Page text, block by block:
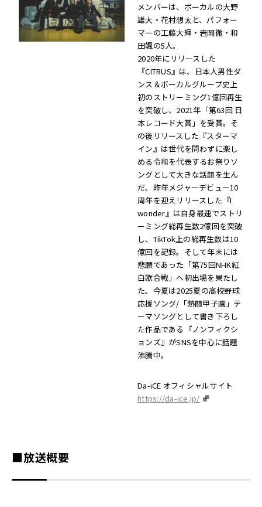
メンバーは、ボーカルの大野
雄大・花村想太と、パフォー
マーの工藤大輝・岩岡徹・和
田颯の5人。
2020年にリリースした
『CITRUS』は、日本人男性ダ
ンス＆ボーカルグループ史上
初のストリーミング1億回再生
を突破し、2021年「第63回 日
本レコード大賞」を受賞。そ
の後リリースした『スターマ
イン』は世代を問わずに楽し
める令和を代表するお祭りソ
ングとして大きな話題を生ん
だ。昨年メジャーデビュー10
周年を迎えリリースした『I
wonder』は自身最速でストリ
ーミング総再生数2億回を突破
し、TikTok上の総再生数は10
億回を記録。そして年末には
悲願であった「第75回NHK紅
白歌合戦」へ初出場を果たし
た。今夏は2025夏の高校野球
応援ソング/「熱闘甲子園」テ
ーマソングとして書き下ろし
た作品である『ノンフィクシ
ョンズ』がSNSを中心に話題
沸騰中。
Da-iCE オフィシャルサイト
https://da-ice.jp/
■放送概要